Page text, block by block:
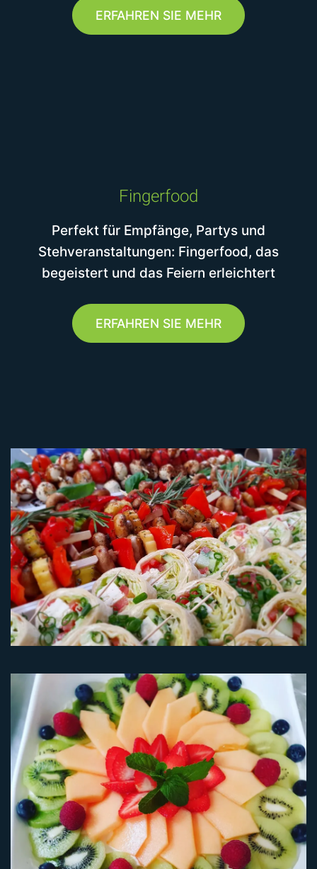
ERFAHREN SIE MEHR
Fingerfood
Perfekt für Empfänge, Partys und
Stehveranstaltungen: Fingerfood, das
begeistert und das Feiern erleichtert
ERFAHREN SIE MEHR